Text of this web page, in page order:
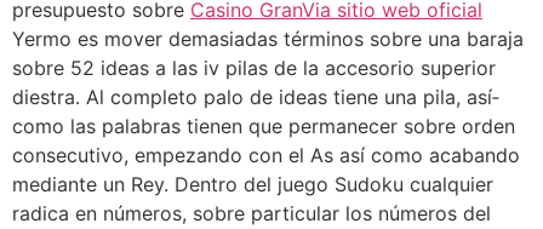
presupuesto sobre Casino GranVia sitio web oficial
Yermo es mover demasiadas términos sobre una baraja
sobre 52 ideas a las iv pilas de la accesorio superior
diestra. Al completo palo de ideas tiene una pila, así­
como las palabras tienen que permanecer sobre orden
consecutivo, empezando con el As así­ como acabando
mediante un Rey. Dentro del juego Sudoku cualquier
radica en números, sobre particular los números del